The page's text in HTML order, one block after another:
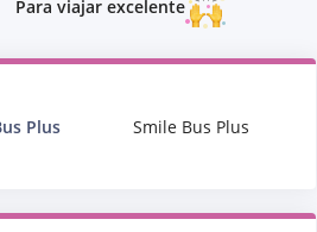
Para viajar excelente
Plus Smile Bus Plus